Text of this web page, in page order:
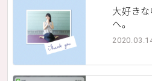
大好き
へ。